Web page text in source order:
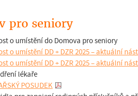
pro seniory
o umístění do Domova pro seniory
o umístění DD + DZR 2025 – aktuální
o umístění DD + DZR 2025 – aktuální
lékaře
POSUDEK